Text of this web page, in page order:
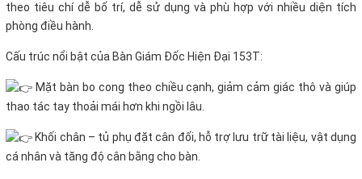
theo tiêu chí dễ bố trí, dễ sử dụng và phù hợp với nhiều diện tích
phòng điều hành.
Cấu trúc nổi bật của Bàn Giám Đốc Hiện Đại 153T:
Mặt bàn bo cong theo chiều cạnh, giảm cảm giác thô và giúp
thao tác tay thoải mái hơn khi ngồi lâu.
Khối chân – tủ phụ đặt cân đối, hỗ trợ lưu trữ tài liệu, vật dụng
cá nhân và tăng độ cân bằng cho bàn.